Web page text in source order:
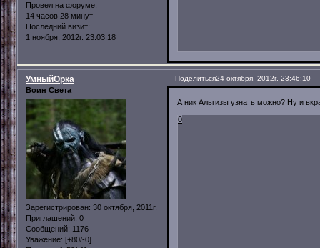
Провел на форуме:
14 часов 28 минут
Последний визит:
1 ноября, 2012г. 23:03:18
Поделиться24 октября, 2012г. 23:46:10
УмныйОрка
Воин Света
Зарегистрирован: 30 октября, 2011г.
Приглашений: 0
Сообщений: 1176
Уважение: [+80/-0]
А ник Альгизы узнать можно? Ну и
0